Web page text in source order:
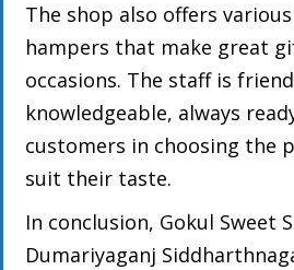
The shop also offers
hampers that make great
occasions. The staff is
knowledgeable, always
customers in choosing the
suit their taste.
In conclusion, Gokul Sweet
Dumariyaganj